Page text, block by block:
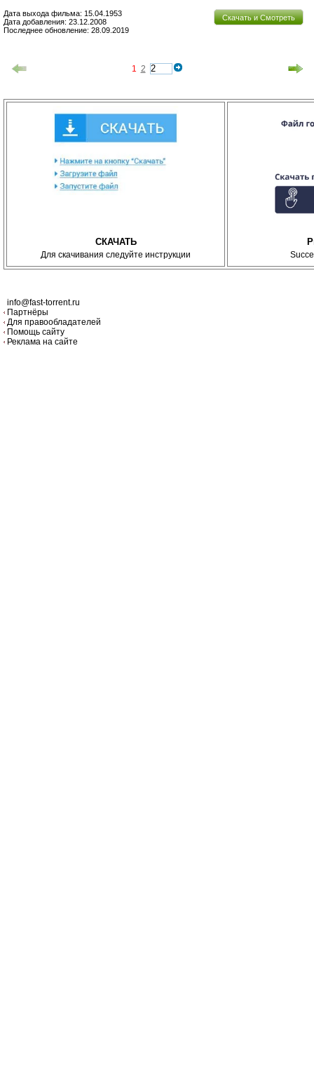
Скачать и Смотреть
Дата выхода фильма: 15.04.1953
Дата добавления: 23.12.2008
Последнее обновление: 28.09.2019
1 2
СКАЧАТЬ
Для скачивания следуйте инструкции
info@fast-torrent.ru
Партнёры
Для правообладателей
Помощь сайту
Реклама на сайте